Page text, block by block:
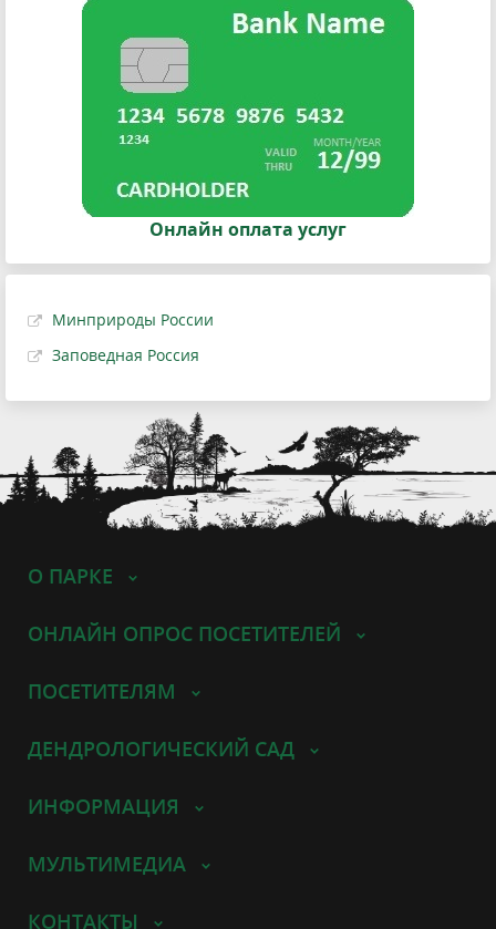
Онлайн оплата услуг
Минприроды России
Заповедная Россия
О ПАРКЕ
ОНЛАЙН ОПРОС ПОСЕТИТЕЛЕЙ
ПОСЕТИТЕЛЯМ
ДЕНДРОЛОГИЧЕСКИЙ САД
ИНФОРМАЦИЯ
МУЛЬТИМЕДИА
КОНТАКТЫ